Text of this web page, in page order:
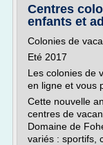
Centres
enfants et
Colonies de
Eté 2017
Les colonies de
en ligne et vous
Cette nouvelle
centres de
Domaine de
variés : sportifs,